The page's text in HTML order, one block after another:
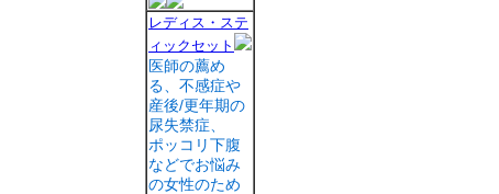
レディス・ステ
ィックセット
医師の薦め
る、不感症や
産後/更年期の
尿失禁症、
ポッコリ下腹
などでお悩み
の女性のため